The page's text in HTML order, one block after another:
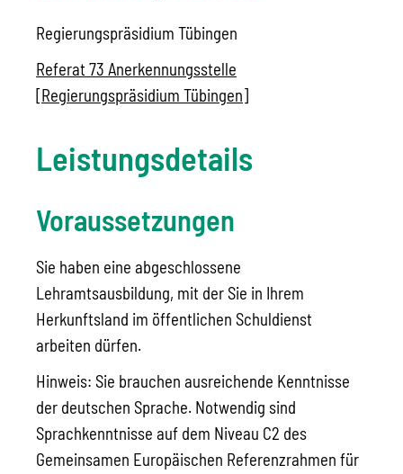
Regierungspräsidium Tübingen
Referat 73 Anerkennungsstelle
[Regierungspräsidium Tübingen]
Leistungsdetails
Voraussetzungen
Sie haben eine abgeschlossene
Lehramtsausbildung, mit der Sie in Ihrem
Herkunftsland im öffentlichen Schuldienst
arbeiten dürfen.
Hinweis: Sie brauchen ausreichende Kenntnisse
der deutschen Sprache. Notwendig sind
Sprachkenntnisse auf dem Niveau C2 des
Gemeinsamen Europäischen Referenzrahmen für